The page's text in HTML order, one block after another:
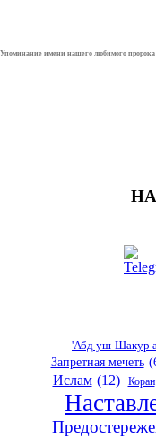
'Абд уш-Шакур
Запретная мечеть
Ислам (12) Коран